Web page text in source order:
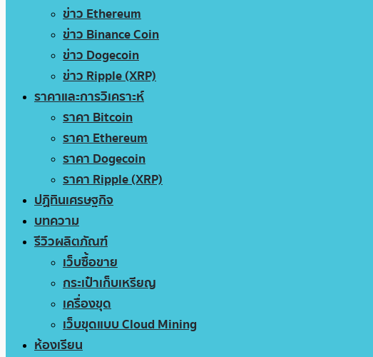
ข่าว Ethereum
ข่าว Binance Coin
ข่าว Dogecoin
ข่าว Ripple (XRP)
ราคาและการวิเคราะห์
ราคา Bitcoin
ราคา Ethereum
ราคา Dogecoin
ราคา Ripple (XRP)
ปฏิทินเศรษฐกิจ
บทความ
รีวิวผลิตภัณฑ์
เว็บซื้อขาย
กระเป๋าเก็บเหรียญ
เครื่องขุด
เว็บขุดแบบ Cloud Mining
ห้องเรียน